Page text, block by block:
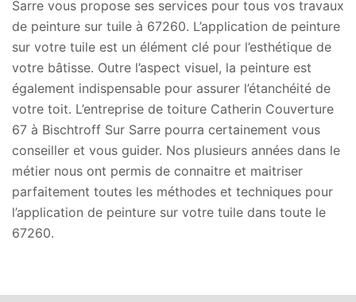
Sarre vous propose ses services pour tous vos travaux
de peinture sur tuile à 67260. L’application de peinture
sur votre tuile est un élément clé pour l’esthétique de
votre bâtisse. Outre l’aspect visuel, la peinture est
également indispensable pour assurer l’étanchéité de
votre toit. L’entreprise de toiture Catherin Couverture
67 à Bischtroff Sur Sarre pourra certainement vous
conseiller et vous guider. Nos plusieurs années dans le
métier nous ont permis de connaitre et maitriser
parfaitement toutes les méthodes et techniques pour
l’application de peinture sur votre tuile dans toute le
67260.